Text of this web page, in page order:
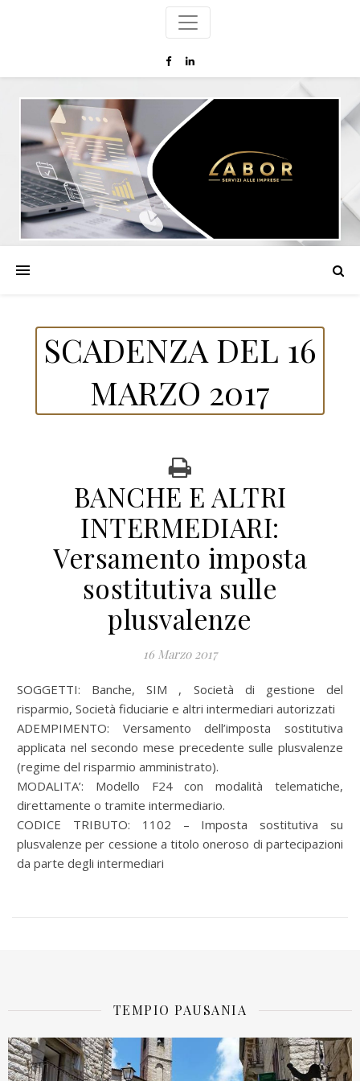
SCADENZA DEL 16
MARZO 2017
BANCHE E ALTRI
INTERMEDIARI:
Versamento imposta
sostitutiva sulle
plusvalenze
16 Marzo 2017
SOGGETTI: Banche, SIM , Società di gestione del
risparmio, Società fiduciarie e altri intermediari autorizzati
ADEMPIMENTO: Versamento dell’imposta sostitutiva
applicata nel secondo mese precedente sulle plusvalenze
(regime del risparmio amministrato).
MODALITA’: Modello F24 con modalità telematiche,
direttamente o tramite intermediario.
CODICE TRIBUTO: 1102 – Imposta sostitutiva su
plusvalenze per cessione a titolo oneroso di partecipazioni
da parte degli intermediari
TEMPIO PAUSANIA